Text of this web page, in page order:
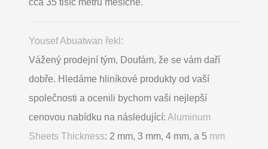
Yousef Abuatwan řekl:
Vážený prodejní tým, Doufám, že se vám daří
dobře. Hledáme hliníkové produkty od vaší
společnosti a ocenili bychom vaši nejlepší
cenovou nabídku na následující: Aluminum
Sheets Thickness: 2 mm, 3 mm, 4 mm, a 5 mm